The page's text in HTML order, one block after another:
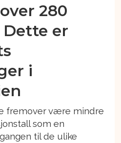
280
er
i
fremover være mindre
som en
til de ulike